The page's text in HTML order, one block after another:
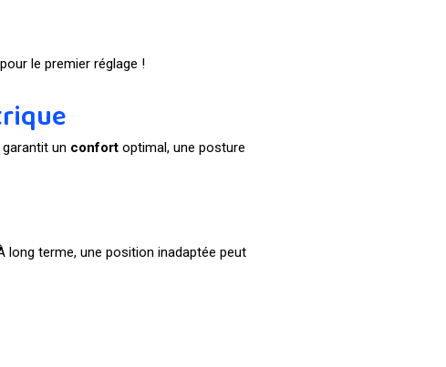
le premier réglage !
un confort optimal, une posture
long terme, une position inadaptée peut